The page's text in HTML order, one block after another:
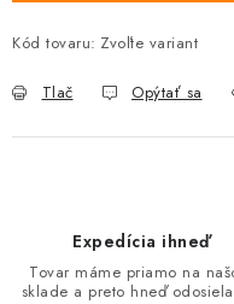
Kód tovaru: Zvoľte variant
Tlač Opýtať sa
Expedícia ihneď
Tovar máme priamo na
sklade a preto hneď